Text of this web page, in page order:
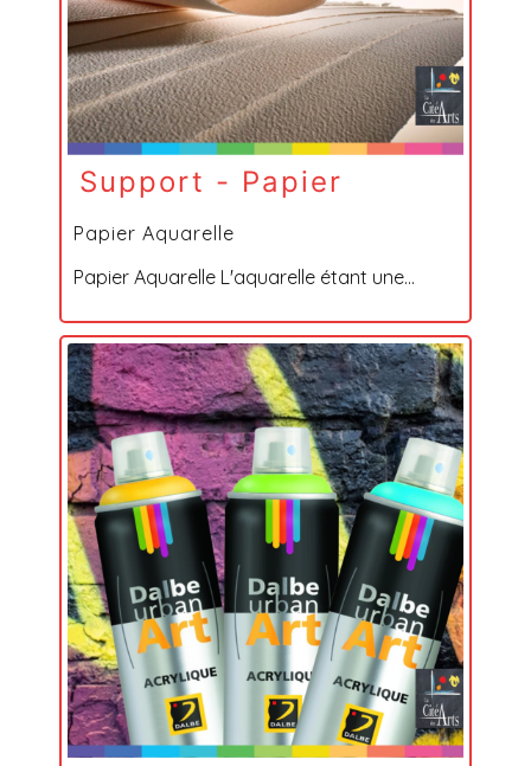
Support - Papier
Papier Aquarelle
Papier Aquarelle L'aquarelle étant une...